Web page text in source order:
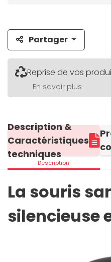
Partager
Reprise de vos
En savoir plus
Description &
Caractéristiques
techniques
Description
La souris
silencieuse